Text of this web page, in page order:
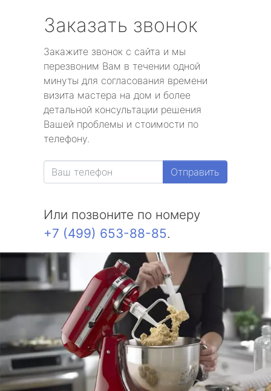
Заказать звонок
Закажите звонок с сайта и мы
перезвоним Вам в течении одной
минуты для согласования времени
визита мастера на дом и более
детальной консультации решения
Вашей проблемы и стоимости по
телефону.
Отправить
Или позвоните по номеру
+7 (499) 653-88-85.